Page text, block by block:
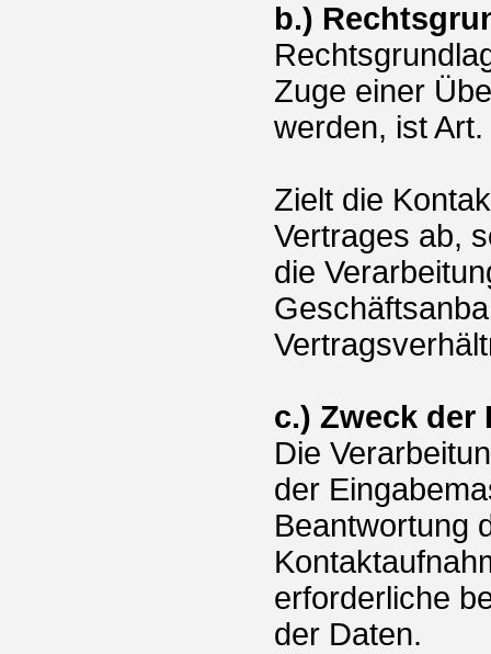
b.)
Zuge einer
werden, ist
Zielt die
Vertrages ab,
die
c.) Zweck der
Die
der
Beantwortung
erforderliche
der Daten.